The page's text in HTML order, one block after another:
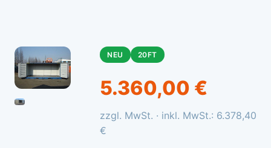
NEU 20FT
5.360,00 €
zzgl. MwSt. · inkl. MwSt.: 6.378,40
€